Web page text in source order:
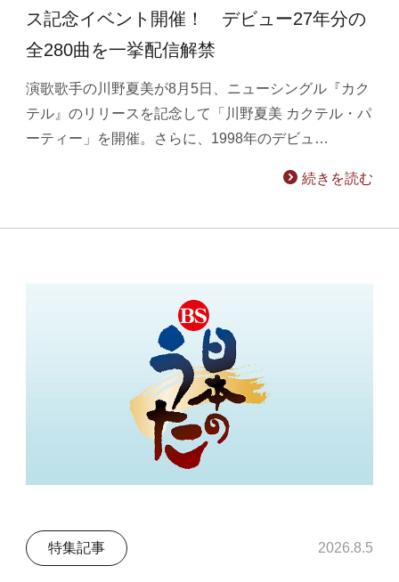
ス記念イベント開催！ デビュー27年分の
全280曲を一挙配信解禁
演歌歌手の川野夏美が8月5日、ニューシングル『カク
テル』のリリースを記念して「川野夏美 カクテル・パ
ーティー」を開催。さらに、1998年のデビュ…
続きを読む
特集記事 2026.8.5